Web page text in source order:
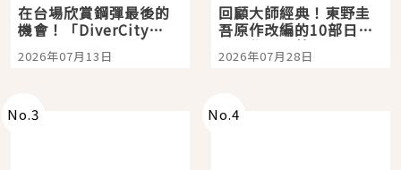
在台場欣賞鋼彈最後的
機會！「DiverCity
Tokyo Plaza」搭船、
購物、美食及夜景，一
2026年07月13日
回顧大師經典！東野圭
吾原作改編的10部日本
影視作品推薦
2026年07月28日
No.3 No.4